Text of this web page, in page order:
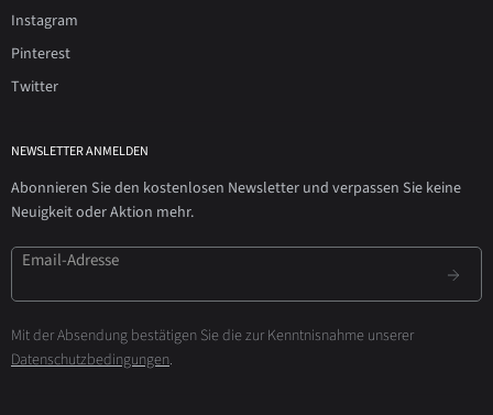
Instagram
Pinterest
Twitter
NEWSLETTER ANMELDEN
Abonnieren Sie den kostenlosen Newsletter und verpassen Sie keine
Neuigkeit oder Aktion mehr.
Email-Adresse
Mit der Absendung bestätigen Sie die zur Kenntnisnahme unserer
Datenschutzbedingungen.